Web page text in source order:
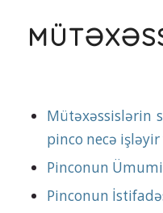
Mütəxəssislərin
pinco necə
Pinconun
Pinconun